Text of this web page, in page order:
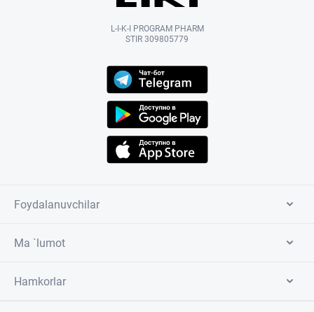
L-I-K-I PROGRAM PHARM
STIR 309805779
Foydalanuvchilar
Ma `lumot
Hamkorlar